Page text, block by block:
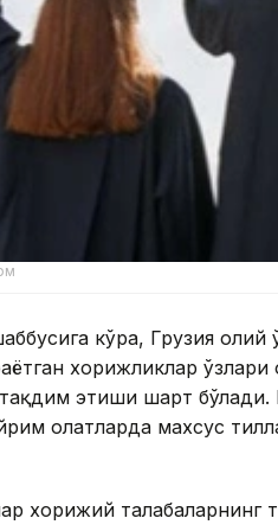
кўра, Грузия
хорижликлар
этиши шарт бўлади.
ҳолатларда махсус
хорижий талабаларнинг